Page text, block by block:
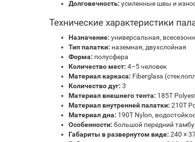
Долговечность: усиленные швы и
Технические характеристики
Назначение: универсальная,
Тип палатки: наземная, двухслойная
Форма: полусфера
Количество мест: 4–5 человек
Материал каркаса: Fiberglass
Количество дуг: 3
Материал внешнего тента: 185T
Материал внутренней палатки: 210T
Материал дна: 190T Nylon,
Особенности: большой передний
Габариты в развернутом виде: 240 ×